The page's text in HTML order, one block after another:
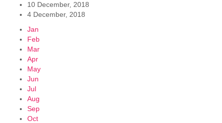
10 December, 2018
4 December, 2018
Jan
Feb
Mar
Apr
May
Jun
Jul
Aug
Sep
Oct